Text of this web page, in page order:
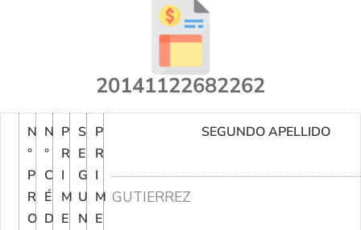
20141122682262
N
°
P
R
O
N
°
C
É
D
P
R
I
M
E
S
E
G
U
N
P
R
I
M
E
SEGUNDO APELLIDO
GUTIERREZ